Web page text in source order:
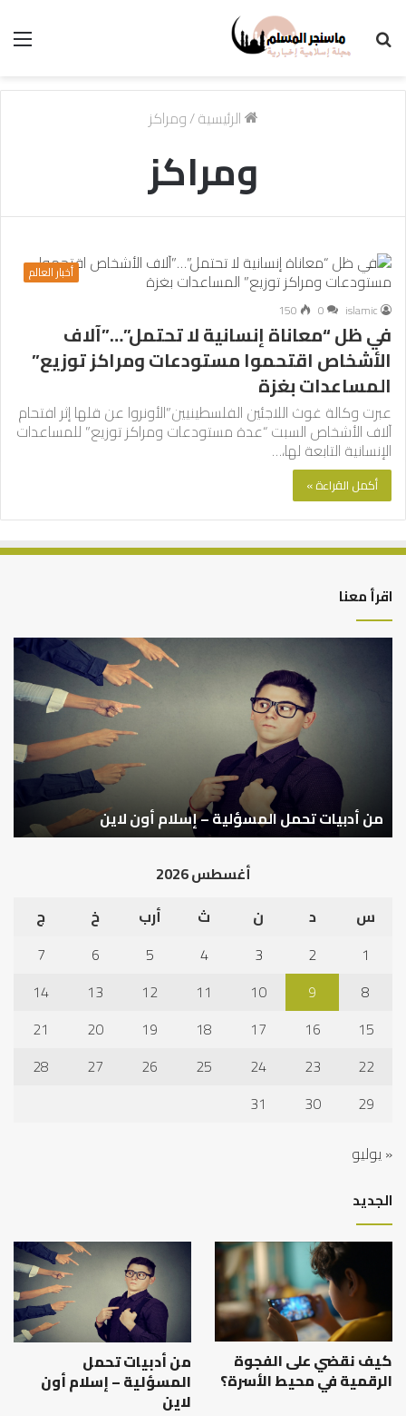
الرئيسية/ومراكز
ومراكز
أخبار العالم
islamic
0
150
في ظل “معاناة إنسانية لا تحتمل”…”آلاف
الأشخاص اقتحموا مستودعات ومراكز توزيع”
المساعدات بغزة
عبرت وكالة غوث اللاجئين الفلسطينيين”الأونروا عن قلها إثر افتحام
آلاف الأشخاص السبت “عدة مستودعات ومراكز توزيع” للمساعدات
الإنسانية التابعة لها،…
أكمل القراءة »
اقرأ معنا
التوازن
التوازن بين عمل الدنيا وطلب الآخرة
أغسطس 2026
س
د ن ث أرب خ
ج
1
2
3
4
5
6
7
8
9
10
11
12
13
14
15
16
17
18
19
20
21
22
23
24
25
26
27
28
29
30
31
« يوليو
الجديد
كيف نقضي على الفجوة
الرقمية في محيط الأسرة؟
من أدبيات تحمل
المسؤلية – إسلام أون
لاين